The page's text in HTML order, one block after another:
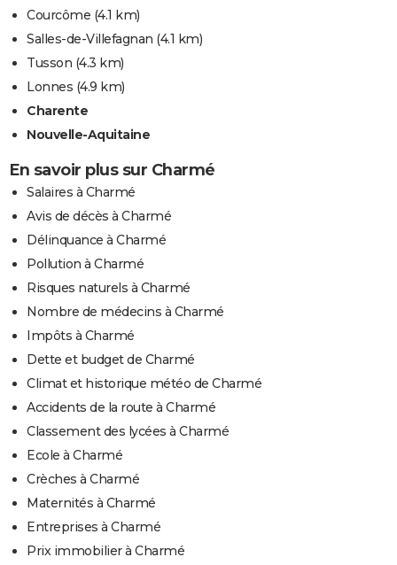
Courcôme (4.1 km)
Salles-de-Villefagnan (4.1 km)
Tusson (4.3 km)
Lonnes (4.9 km)
Charente
Nouvelle-Aquitaine
En savoir plus sur Charmé
Salaires à Charmé
Avis de décès à Charmé
Délinquance à Charmé
Pollution à Charmé
Risques naturels à Charmé
Nombre de médecins à Charmé
Impôts à Charmé
Dette et budget de Charmé
Climat et historique météo de Charmé
Accidents de la route à Charmé
Classement des lycées à Charmé
Ecole à Charmé
Crèches à Charmé
Maternités à Charmé
Entreprises à Charmé
Prix immobilier à Charmé